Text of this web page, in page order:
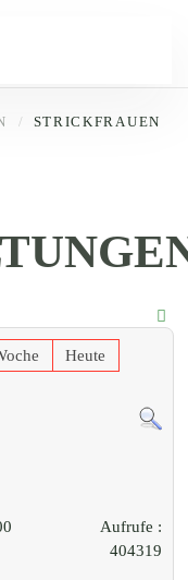
STRICKFRAUEN
Heute
Aufrufe :
404319